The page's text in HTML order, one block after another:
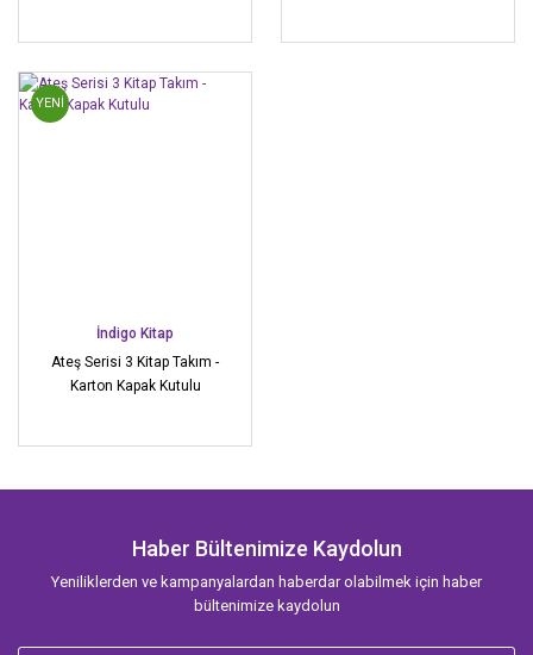
YENİ
İndigo Kitap
Ateş Serisi 3 Kitap Takım -
Karton Kapak Kutulu
Haber Bültenimize Kaydolun
Yeniliklerden ve kampanyalardan haberdar olabilmek için haber
bültenimize kaydolun